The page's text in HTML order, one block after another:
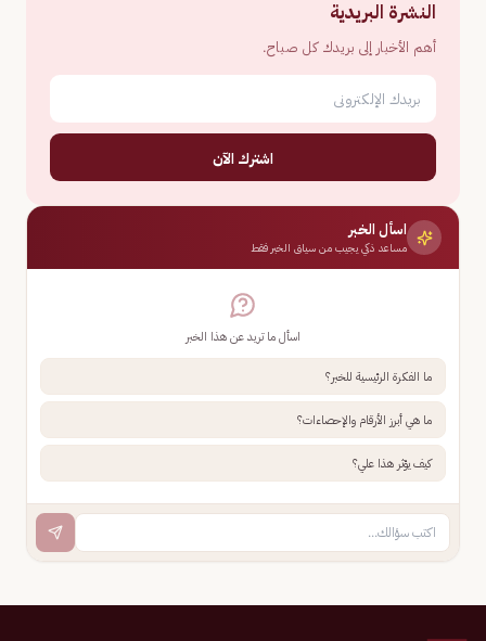
النشرة البريدية
أهم الأخبار إلى بريدك كل صباح.
اشترك الآن
اسأل الخبر
مساعد ذكي يجيب من سياق الخبر فقط
اسأل ما تريد عن هذا الخبر
ما الفكرة الرئيسية للخبر؟
ما هي أبرز الأرقام والإحصاءات؟
كيف يؤثر هذا علي؟